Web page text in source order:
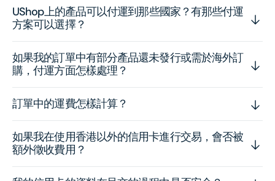
UShop上的產品可以付運到那些國家？有那些付運
方案可以選擇？
如果我的訂單中有部分產品還未發行或需於海外訂
購，付運方面怎樣處理？
訂單中的運費怎樣計算？
如果我在使用香港以外的信用卡進行交易，會否被
額外徵收費用？